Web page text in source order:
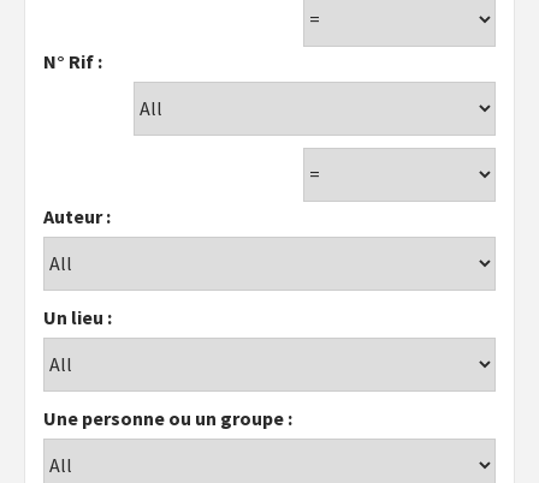
N° Rif :
Auteur :
Un lieu :
Une personne ou un groupe :